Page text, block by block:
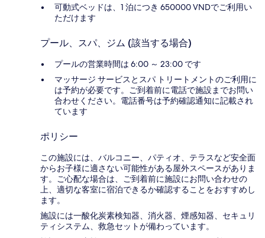
可動式ベッドは、1 泊につき 650000 VNDでご利用い
ただけます
プール、スパ、ジム (該当する場合)
プールの営業時間は 6:00 ～ 23:00 です
マッサージ サービスとスパ トリートメントのご利用に
は予約が必要です。ご到着前に電話で施設までお問い
合わせください。電話番号は予約確認通知に記載され
ています
ポリシー
この施設には、バルコニー、パティオ、テラスなど安全面
からお子様に適さない可能性がある屋外スペースがありま
す。ご心配な場合は、ご到着前に施設にお問い合わせの
上、適切な客室に宿泊できるか確認することをおすすめし
ます。
施設には一酸化炭素検知器、消火器、煙感知器、セキュリ
ティシステム、救急セットが備わっています。